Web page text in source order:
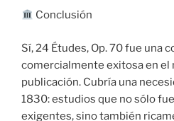
Conclusión
Sí, 24 Études, Op. 70 fue una
comercialmente exitosa en el
publicación. Cubría una
1830: estudios que no sólo
exigentes, sino también